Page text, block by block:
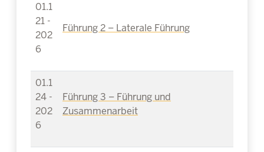
01.1
21 -
202
6
Führung 2 – Laterale Führung
01.1
24 -
202
6
Führung 3 – Führung und
Zusammenarbeit